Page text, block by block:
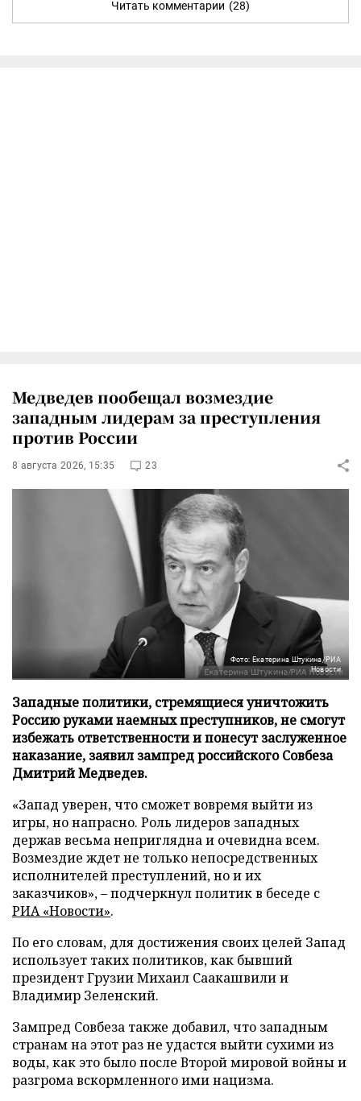
Читать комментарии (28)
Медведев пообещал возмездие
западным лидерам за преступления
против России
8 августа 2026, 15:35 23
Фото: Екатерина Штукина/РИА
Новости
Западные политики, стремящиеся уничтожить
Россию руками наемных преступников, не смогут
избежать ответственности и понесут заслуженное
наказание, заявил зампред российского Совбеза
Дмитрий Медведев.
«Запад уверен, что сможет вовремя выйти из
игры, но напрасно. Роль лидеров западных
держав весьма неприглядна и очевидна всем.
Возмездие ждет не только непосредственных
исполнителей преступлений, но и их
заказчиков», – подчеркнул политик в беседе с
РИА «Новости».
По его словам, для достижения своих целей Запад
использует таких политиков, как бывший
президент Грузии Михаил Саакашвили и
Владимир Зеленский.
Зампред Совбеза также добавил, что западным
странам на этот раз не удастся выйти сухими из
воды, как это было после Второй мировой войны и
разгрома вскормленного ими нацизма.